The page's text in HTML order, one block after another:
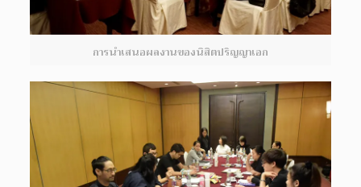
การนำเสนอผลงานของนิสิตปริญญาเอก